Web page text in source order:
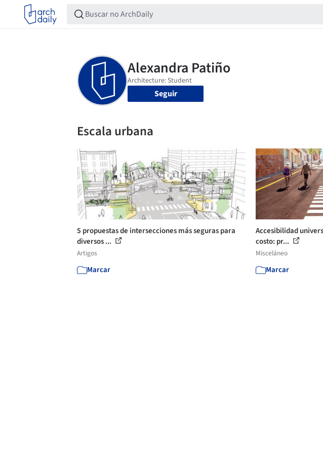
Seguir
Escala urbana
5 propuestas de intersecciones más seguras para
diversos ...
Artigos
Marcar
Accesibilidad
costo: pr...
Misceláneo
Marcar